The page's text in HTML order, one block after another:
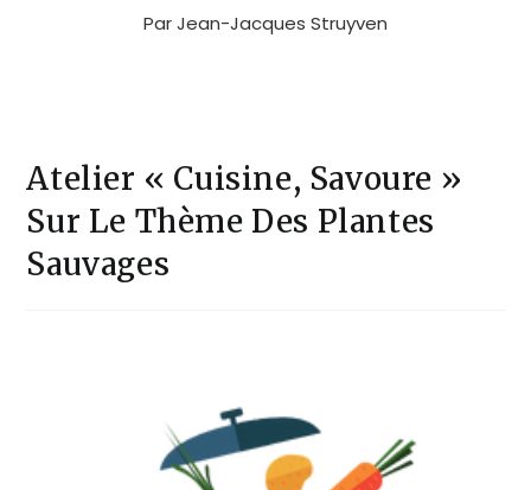
ParJean-Jacques Struyven
Atelier « Cuisine, Savoure »
Sur Le Thème Des Plantes
Sauvages